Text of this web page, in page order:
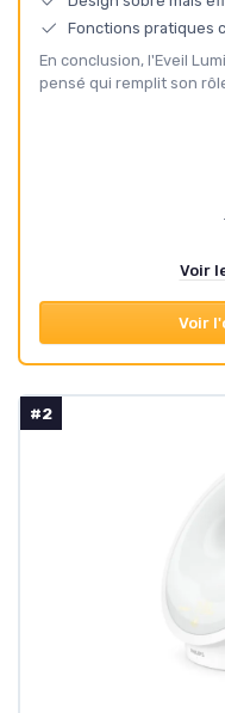
Fonctions pratiques
En conclusion, l'Eveil
pensé qui remplit son
Voir
Voir
#2